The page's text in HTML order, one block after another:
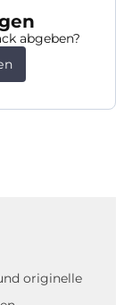
abgeben?
originelle